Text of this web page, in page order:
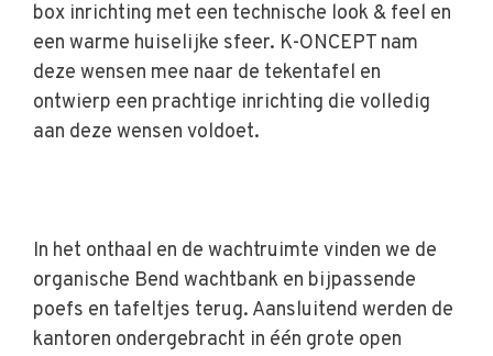
box inrichting met een technische look & feel en
een warme huiselijke sfeer. K-ONCEPT nam
deze wensen mee naar de tekentafel en
ontwierp een prachtige inrichting die volledig
aan deze wensen voldoet.
In het onthaal en de wachtruimte vinden we de
organische Bend wachtbank en bijpassende
poefs en tafeltjes terug. Aansluitend werden de
kantoren ondergebracht in één grote open